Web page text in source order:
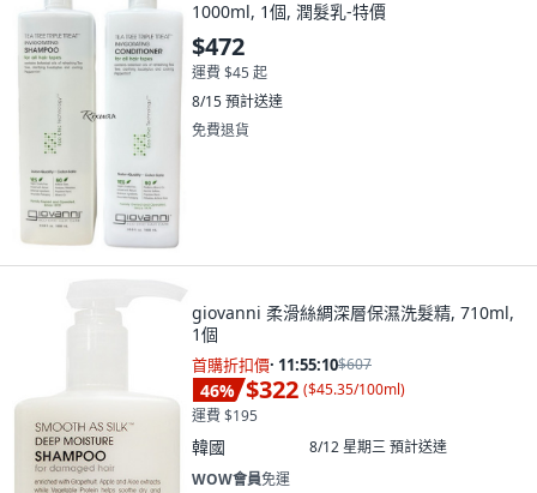
1000ml, 1個, 潤髮乳-特價
$472
運費 $45 起
8/15預計送達
免費退貨
giovanni 柔滑絲綢深層保濕洗髮精, 710ml,
1個
首購折扣價· 11:55:08$607
46% $322 ($45.35/100ml)
運費 $195
韓國 8/12 星期三預計送達
WOW會員免運